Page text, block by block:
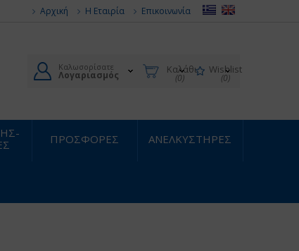
Αρχική Η Εταιρία Επικοινωνία
Καλωσορίσατε
Λογαριασμός Καλάθι
(0)
Wishlist
(0)
ΠΡΟΣΦΟΡΕΣ ΑΝΕΛΚΥΣΤΗΡΕΣ